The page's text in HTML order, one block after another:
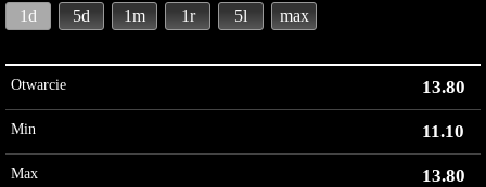
1d 5d 1m 1r 5l max
Otwarcie 13.80
Min 11.10
Max 13.80